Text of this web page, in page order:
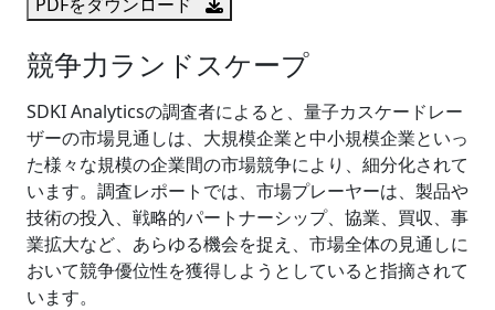
競争力ランドスケープ
SDKI Analyticsの調査者によると、量子カスケードレー
ザーの市場見通しは、大規模企業と中小規模企業といっ
た様々な規模の企業間の市場競争により、細分化されて
います。調査レポートでは、市場プレーヤーは、製品や
技術の投入、戦略的パートナーシップ、協業、買収、事
業拡大など、あらゆる機会を捉え、市場全体の見通しに
おいて競争優位性を獲得しようとしていると指摘されて
います。